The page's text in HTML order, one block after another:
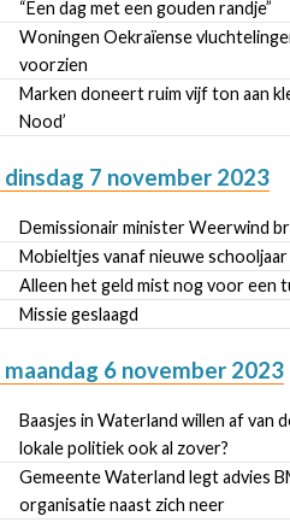
“Een dag met een gouden randje”
Woningen Oekraïense
voorzien
Marken doneert ruim vijf ton aan
Nood’
dinsdag 7 november 2023
Demissionair minister Weerwind
Mobieltjes vanaf nieuwe
Alleen het geld mist nog voor een
Missie geslaagd
maandag 6 november 2023
Baasjes in Waterland willen af van
lokale politiek ook al zover?
Gemeente Waterland legt advies
organisatie naast zich neer